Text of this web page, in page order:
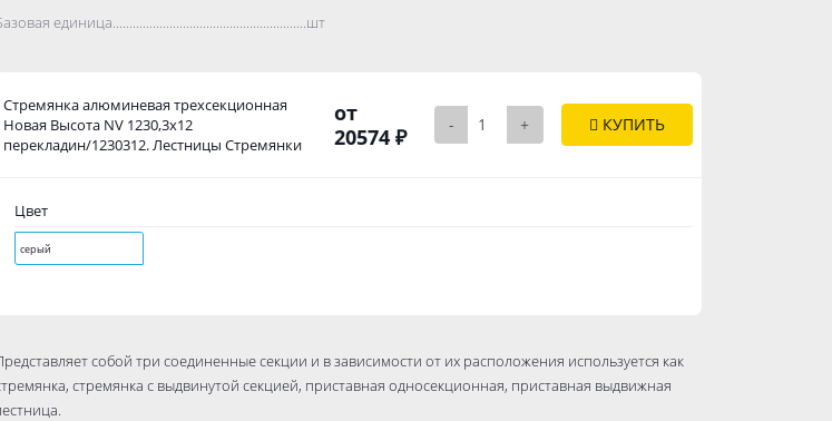
единица..................................................................................
шт
Стремянка алюминевая трехсекционная
Новая Высота NV 1230,3х12
перекладин/1230312. Лестницы Стремянки
от
20574 ₽
- + КУПИТЬ
Цвет
серый
собой три соединенные секции и в зависимости от их расположения используется как
стремянка с выдвинутой секцией, приставная односекционная, приставная выдвижная